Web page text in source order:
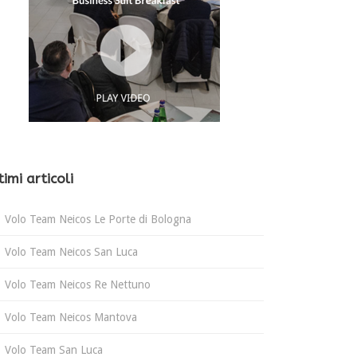
articoli
Volo Team Neicos Le Porte di Bologna
Volo Team Neicos San Luca
Volo Team Neicos Re Nettuno
Volo Team Neicos Mantova
Volo Team San Luca